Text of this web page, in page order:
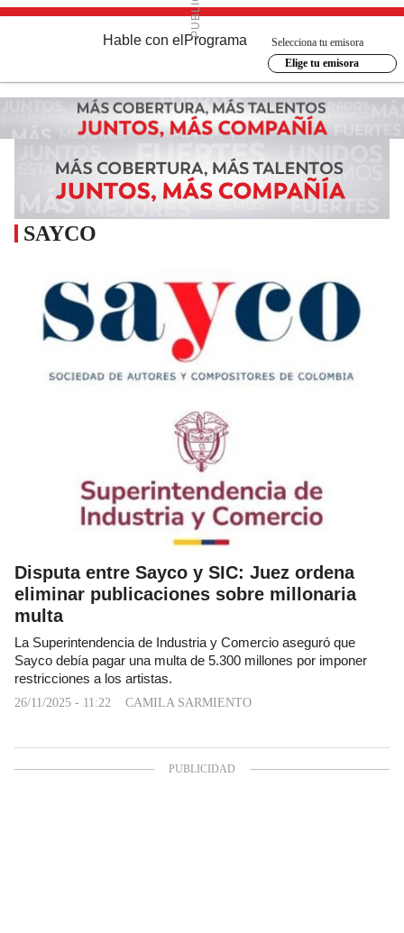
Hable con el Programa
Selecciona tu emisora
Elige tu emisora
SAYCO
Disputa entre Sayco y SIC: Juez ordena
eliminar publicaciones sobre millonaria
multa
La Superintendencia de Industria y Comercio aseguró que
Sayco debía pagar una multa de 5.300 millones por imponer
restricciones a los artistas.
26/11/2025 - 11:22 CAMILA SARMIENTO